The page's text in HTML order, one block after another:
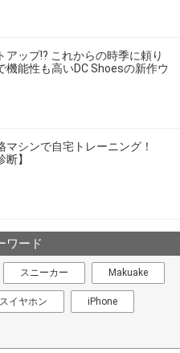
アップ!? これからの時季に頼り
機能性も高いDC Shoesの新作ウ
マシンで自宅トレーニング！
断】
ワード
スニーカー Makuake
イヤホン iPhone